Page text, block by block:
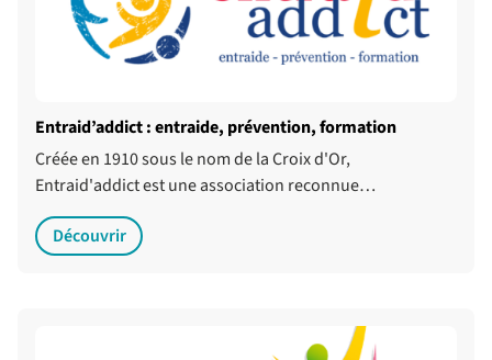
Entraid’addict : entraide, prévention, formation
Créée en 1910 sous le nom de la Croix d'Or,
Entraid'addict est une association reconnue…
Découvrir